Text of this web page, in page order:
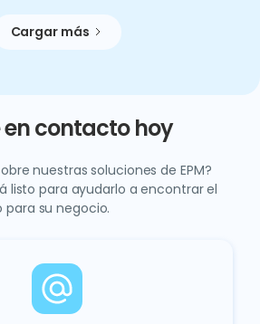
Cargar más
en contacto hoy
nuestras soluciones de EPM?
listo para ayudarlo a encontrar el
su negocio.